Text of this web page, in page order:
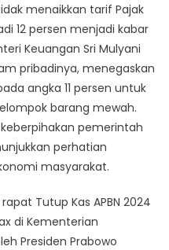
menaikkan tarif Pajak
12 persen menjadi kabar
Keuangan Sri Mulyani
pribadinya, menegaskan
angka 11 persen untuk
barang mewah.
pemerintah
perhatian
masyarakat.
Tutup Kas APBN 2024
di Kementerian
Presiden Prabowo